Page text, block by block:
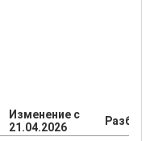
Изменение с
21.04.2026